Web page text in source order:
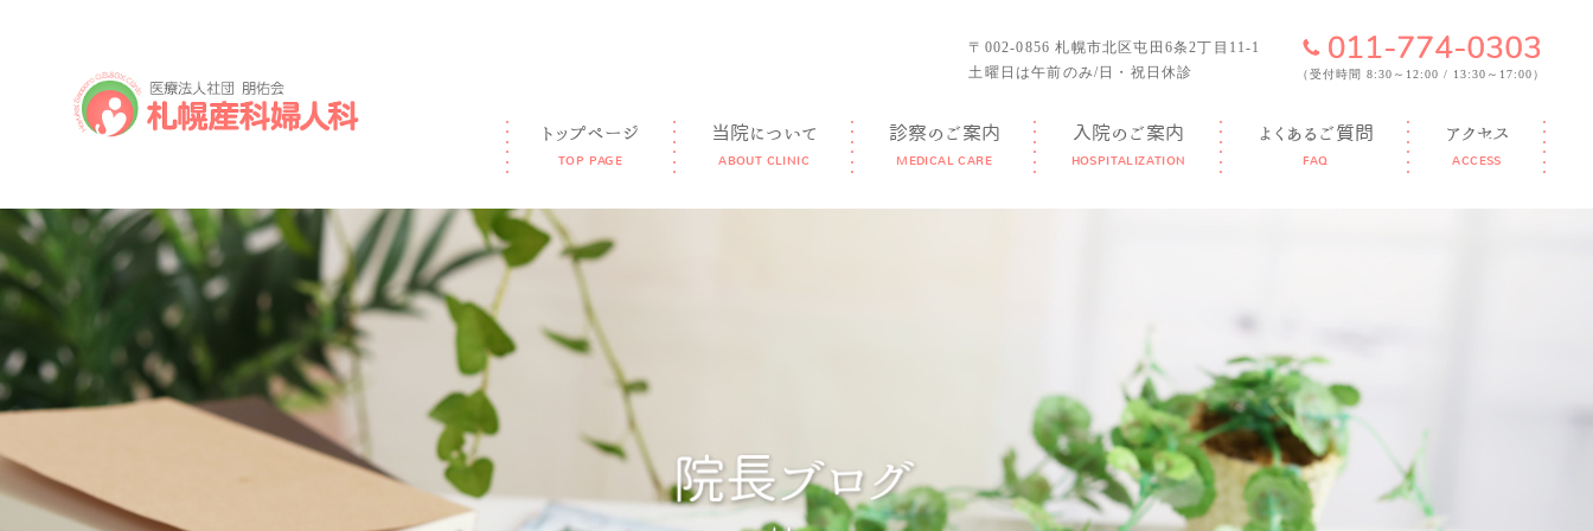
〒002-0856 札幌市北区屯田6条2丁目11-1
土曜日は午前のみ/日・祝日休診
（受付時間 8:30～12:00 / 13:30～17:00）
トップページ
TOP PAGE
当院について
ABOUT CLINIC
診察のご案内
MEDICAL CARE
入院のご案内
HOSPITALIZATION
よくあるご質問
FAQ
アクセス
ACCESS